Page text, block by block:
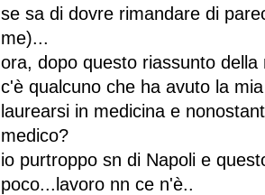
se sa di dovre rimandare di
me)...
ora, dopo questo riassunto
c'è qualcuno che ha avuto la
laurearsi in medicina e
medico?
io purtroppo sn di Napoli e
poco...lavoro nn ce n'è..